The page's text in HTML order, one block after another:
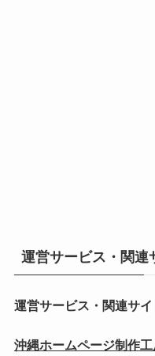
運営サービス・関連
運営サービス・関連サイ
沖縄ホームページ制作